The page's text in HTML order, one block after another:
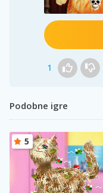
1
Podobne igre
5